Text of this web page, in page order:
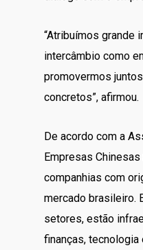
“Atribuímos grande
intercâmbio como
promovermos
concretos”, afirmou.
De acordo com a
Empresas
companhias com
mercado brasileiro.
setores, estão
finanças, tecnologia